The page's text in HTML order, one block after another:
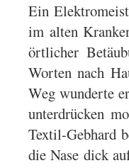
Ein
im alten
örtlicher
Worten nach
Weg wunderte
unterdrücken
Textil-Gebhard
die Nase dick